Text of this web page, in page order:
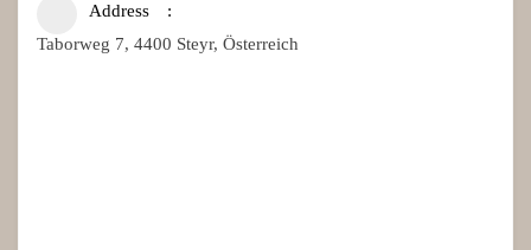
Address
Taborweg 7, 4400 Steyr, Österreich